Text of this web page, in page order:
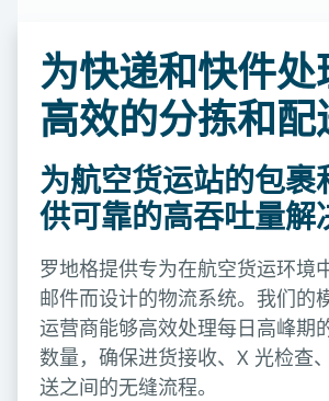
为快递和快件处
高效的分拣和
为航空货运站的包裹
供可靠的高吞吐量解
罗地格提供专为在航空货运环境
邮件而设计的物流系统。我们的
运营商能够高效处理每日高峰期
数量，确保进货接收、X 光检查
送之间的无缝流程。